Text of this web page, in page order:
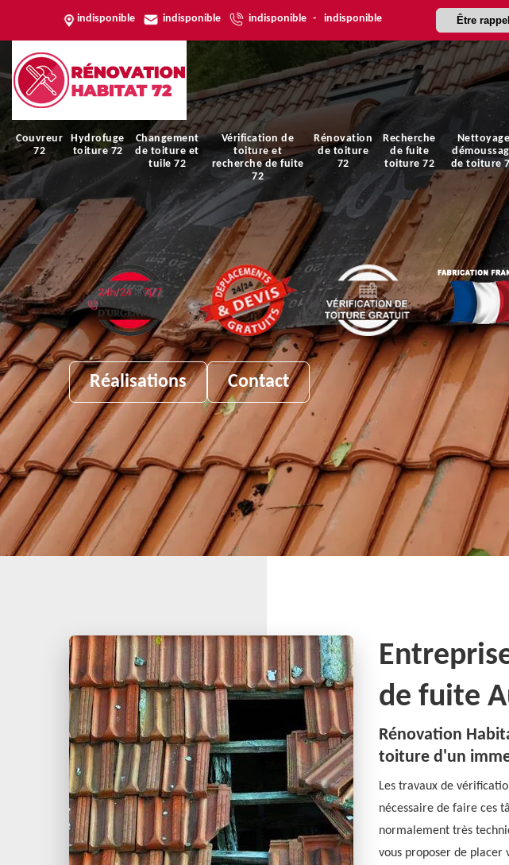
indisponible indisponible indisponible - indisponible Être
Couvreur
72
Hydrofuge
toiture 72
Changement
de toiture et
tuile 72
Vérification de
toiture et
recherche de fuite
72
Rénovation
de toiture
72
Recherche
de fuite
toiture 72
Nettoyage
de toiture
Réalisations Contact
de fuite
Rénovation
toiture d'un
Les travaux de
nécessaire de faire ces
normalement très
vous proposer de